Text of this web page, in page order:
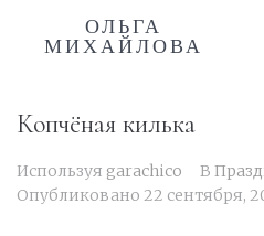
ОЛЬГА
МИХАЙЛОВА
Копчёная килька
Используя garachico В
Опубликовано 22 сентября,